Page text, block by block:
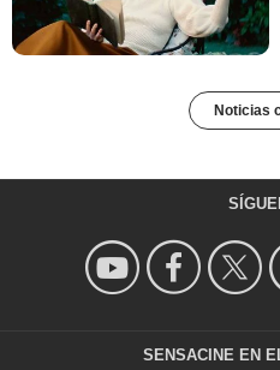
Noticias
SENSACINE EN